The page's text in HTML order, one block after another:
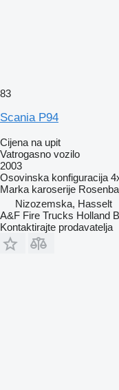
83
Scania P94
Cijena na upit
Vatrogasno vozilo
2003
Osovinska konfiguracija
Marka karoserije
Nizozemska, Hasselt
A&F Fire Trucks Holland
Kontaktirajte prodavatelja